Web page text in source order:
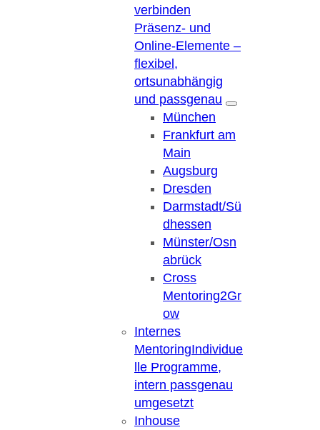
verbinden
Präsenz- und
Online-Elemente –
flexibel,
ortsunabhängig
und passgenau
München
Frankfurt am
Main
Augsburg
Dresden
Darmstadt/Sü
dhessen
Münster/Osn
abrück
Cross
Mentoring2Gr
ow
Internes
MentoringIndividue
lle Programme,
intern passgenau
umgesetzt
Inhouse